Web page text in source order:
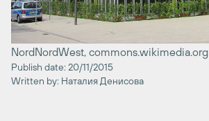
NordNordWest, commons.wikimedia.org
Publish date: 20/11/2015
Written by: Наталия Денисова